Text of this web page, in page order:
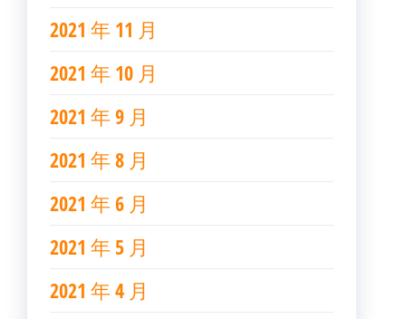
2021 年 11 月
2021 年 10 月
2021 年 9 月
2021 年 8 月
2021 年 6 月
2021 年 5 月
2021 年 4 月